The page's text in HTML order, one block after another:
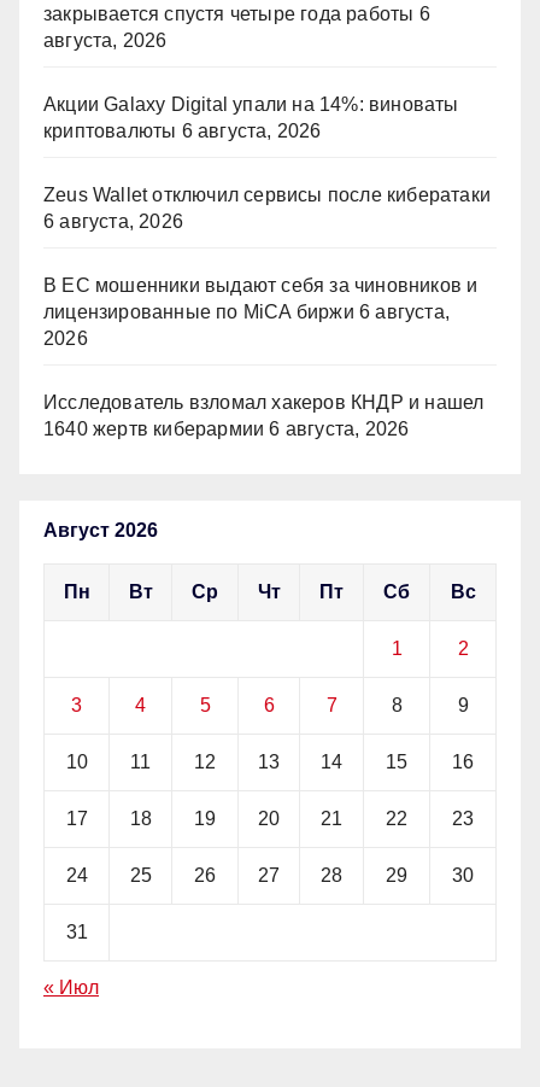
закрывается спустя четыре года работы 6
августа, 2026
Акции Galaxy Digital упали на 14%: виноваты
криптовалюты 6 августа, 2026
Zeus Wallet отключил сервисы после кибератаки
6 августа, 2026
В ЕС мошенники выдают себя за чиновников и
лицензированные по MiCA биржи 6 августа,
2026
Исследователь взломал хакеров КНДР и нашел
1640 жертв киберармии 6 августа, 2026
Август 2026
Пн Вт Ср Чт Пт Сб Вс
1 2
3 4 5 6 7 8 9
10 11 12 13 14 15 16
17 18 19 20 21 22 23
24 25 26 27 28 29 30
31
« Июл